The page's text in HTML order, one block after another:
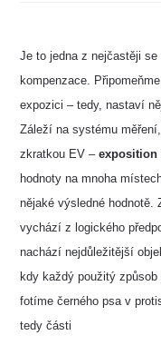
Je to jedna z nejčastěji
kompenzace.
expozici – tedy, nastaví
Záleží na systému
zkratkou EV –exposition
hodnoty na mnoha
nějaké výsledné hodnotě.
vychází z logického
nachází nejdůležitější
kdy každý použitý
fotíme černého psa v
tedy části